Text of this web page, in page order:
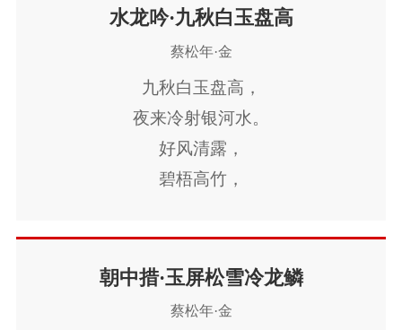
沈香水调，
一串骊珠湿。
叫云遏断筝笛。
老子陶写平生，
清音裂耳，
觉庾愁都释。
湓浦心情，
落花时节，
水龙吟·九秋白玉盘高
蔡松年·金
九秋白玉盘高，
夜来冷射银河水。
好风清露，
碧梧高竹，
女手香纤，
一山黄菊，
半青橙子。
朝中措·玉屏松雪冷龙鳞
蔡松年·金